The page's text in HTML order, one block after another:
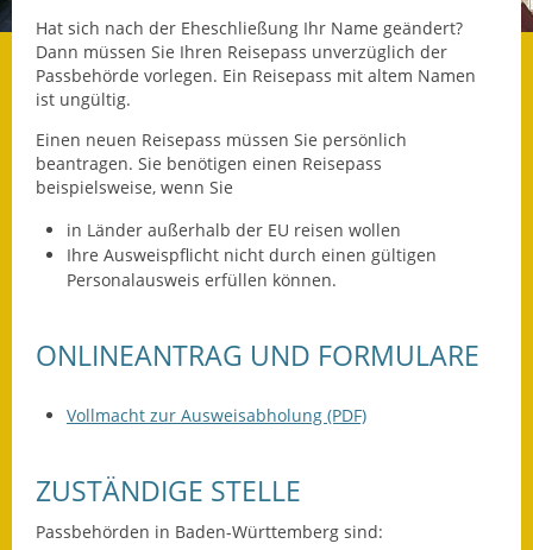
Was die Alten noch
wussten!
Wagner-Werkstatt
Lärmaktionsplan
Infos in Leichter Sprache
Mitteilungsblatt
Notfallplanung
Hat sich nach der Eheschließung Ihr Name geändert?
Dann müssen Sie Ihren Reisepass unverzüglich der
Passbehörde vorlegen. Ein Reisepass mit altem Namen
ist ungültig.
Einen neuen Reisepass müssen Sie persönlich
beantragen. Sie benötigen einen Reisepass
beispielsweise, wenn Sie
in Länder außerhalb der EU reisen wollen
Ihre Ausweispflicht nicht durch einen gültigen
Personalausweis erfüllen können.
ONLINEANTRAG UND FORMULARE
Vollmacht zur Ausweisabholung (PDF)
ZUSTÄNDIGE STELLE
Passbehörden in Baden-Württemberg sind: